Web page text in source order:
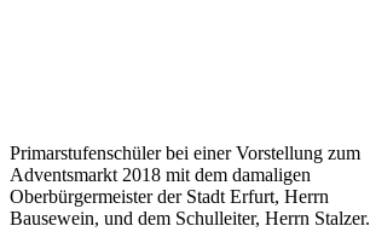
Primarstufenschüler bei einer Vorstellung zum
Adventsmarkt 2018 mit dem damaligen
Oberbürgermeister der Stadt Erfurt, Herrn
Bausewein, und dem Schulleiter, Herrn Stalzer.